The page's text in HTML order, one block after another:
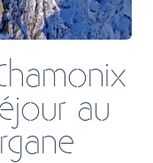
au